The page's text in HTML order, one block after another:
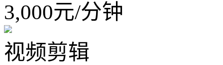
3,000元/分钟
视频剪辑